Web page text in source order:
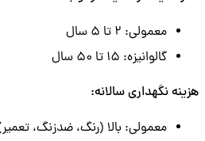
معمولی: ۲ تا ۵ سال
گالوانیزه: ۱۵ تا ۵۰ سال
هزینه نگهداری سالانه:
معمولی: بالا (رنگ، ضدزنگ،